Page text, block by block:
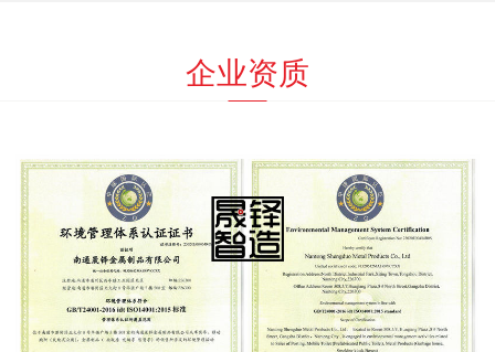
企业资质